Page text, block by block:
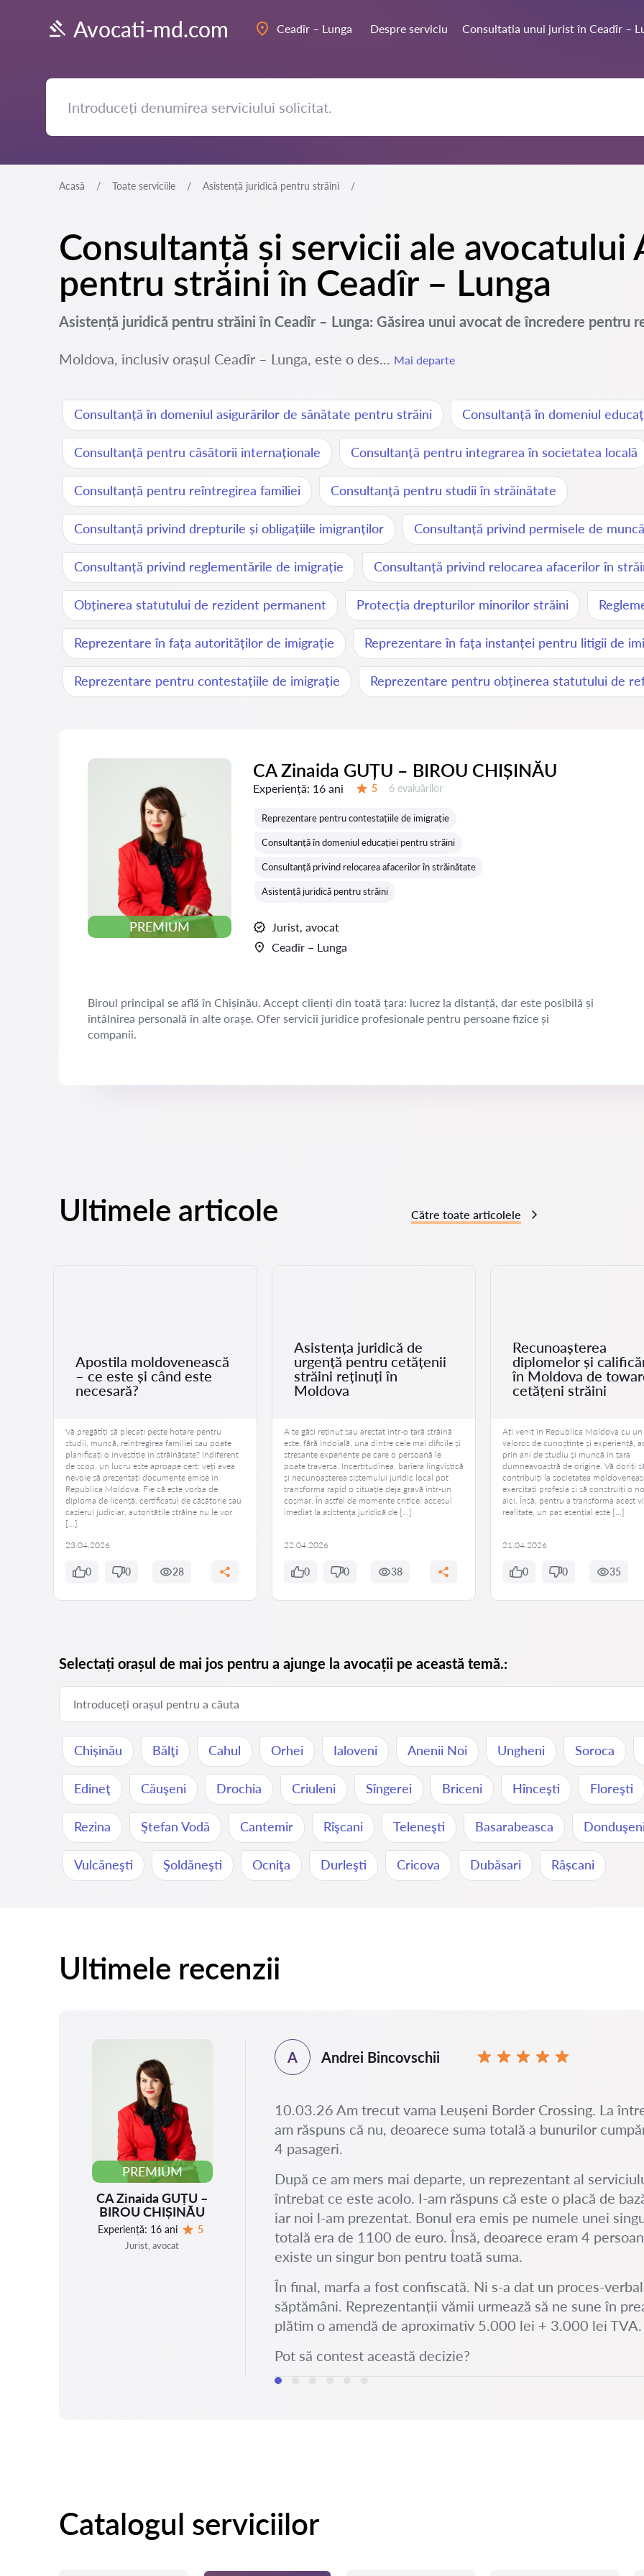
Avocati-md.com Ceadîr – Lunga Despre serviciu Consultația unui jurist în Ceadîr –
Acasă Toate serviciile Asistență juridică pentru străini
Consultanță și servicii ale avocatului
pentru străini în Ceadîr – Lunga
Asistență juridică pentru străini în Ceadîr – Lunga: Găsirea unui avocat de încredere pentru
Moldova, inclusiv orașul Ceadîr – Lunga, este o des... Mai departe
Consultanță în domeniul asigurărilor de sănătate pentru străini Consultanță în domeniul
Consultanță pentru căsătorii internaționale Consultanță pentru integrarea în societatea locală
Consultanță pentru reîntregirea familiei Consultanță pentru studii în străinătate
Consultanță privind drepturile și obligațiile imigranților Consultanță privind permisele de muncă
Consultanță privind reglementările de imigrație Consultanță privind relocarea afacerilor în
Obținerea statutului de rezident permanent Protecția drepturilor minorilor străini
Reprezentare în fața autorităților de imigrație Reprezentare în fața instanței pentru litigii de
Reprezentare pentru contestațiile de imigrație Reprezentare pentru obținerea statutului de
PREMIUM
CA Zinaida GUȚU – BIROU CHIȘINĂU
Experiență: 16 ani 5 Evaluărilor:
6 evaluărilor
Reprezentare pentru contestațiile de imigrație
Consultanță în domeniul educației pentru străini
Consultanță privind relocarea afacerilor în străinătate
Asistență juridică pentru străini
Jurist, avocat
Ceadîr – Lunga
Biroul principal se află în Chișinău. Accept clienți din toată țara: lucrez la distanță, dar este posibilă și
întâlnirea personală în alte orașe. Ofer servicii juridice profesionale pentru persoane fizice și
companii.
Ultimele articole Către toate articolele
Apostila moldovenească
– ce este și când este
necesară?
Vă pregătiți să plecați peste hotare pentru
studii, muncă, reîntregirea familiei sau poate
planificați o investiție în străinătate? Indiferent
de scop, un lucru este aproape cert: veți avea
nevoie să prezentați documente emise în
Republica Moldova. Fie că este vorba de
diploma de licență, certificatul de căsătorie sau
cazierul judiciar, autoritățile străine nu le vor
[…]
23.04.2026
0 0 28
Asistența juridică de
urgență pentru cetățenii
străini reținuți în
Moldova
A te găsi reținut sau arestat într-o țară străină
este, fără îndoială, una dintre cele mai dificile și
stresante experiențe pe care o persoană le
poate traversa. Incertitudinea, bariera lingvistică
și necunoașterea sistemului juridic local pot
transforma rapid o situație deja gravă într-un
coșmar. În astfel de momente critice, accesul
imediat la asistența juridică de […]
22.04.2026
0 0 38
Recunoașterea
diplomelor și
în Moldova de
cetățeni străini
Ați venit în Republica Moldova cu un
valoros de cunoștințe și experiență,
prin ani de studiu și muncă în țara
dumneavoastră de origine. Vă doriți
contribuiți la societatea
exercitați profesia și să construiți o
aici. Însă, pentru a transforma acest
realitate, un pas esențial este […]
21.04.2026
0 0 35
Selectați orașul de mai jos pentru a ajunge la avocații pe această temă.:
Chișinău Bălţi Cahul Orhei Ialoveni Anenii Noi Ungheni Soroca
Edineţ Căuşeni Drochia Criuleni Sîngerei Briceni Hînceşti Floreşti
Rezina Ştefan Vodă Cantemir Rîşcani Teleneşti Basarabeasca
Vulcăneşti Şoldăneşti Ocniţa Durleşti Cricova Dubăsari Râșcani
Ultimele recenzii
PREMIUM
CA Zinaida GUȚU –
BIROU CHIȘINĂU
Experiență: 16 ani
5
Jurist, avocat
A Andrei Bincovschii
10.03.26 Am trecut vama Leușeni Border Crossing. La
am răspuns că nu, deoarece suma totală a bunurilor
4 pasageri.
După ce am mers mai departe, un reprezentant al
întrebat ce este acolo. I-am răspuns că este o placă de
iar noi l-am prezentat. Bonul era emis pe numele unei
totală era de 1100 de euro. Însă, deoarece eram 4
existe un singur bon pentru toată suma.
În final, marfa a fost confiscată. Ni s-a dat un proces-
săptămâni. Reprezentanții vămii urmează să ne sune în
plătim o amendă de aproximativ 5.000 lei + 3.000 lei TVA.
Pot să contest această decizie?
Catalogul serviciilor